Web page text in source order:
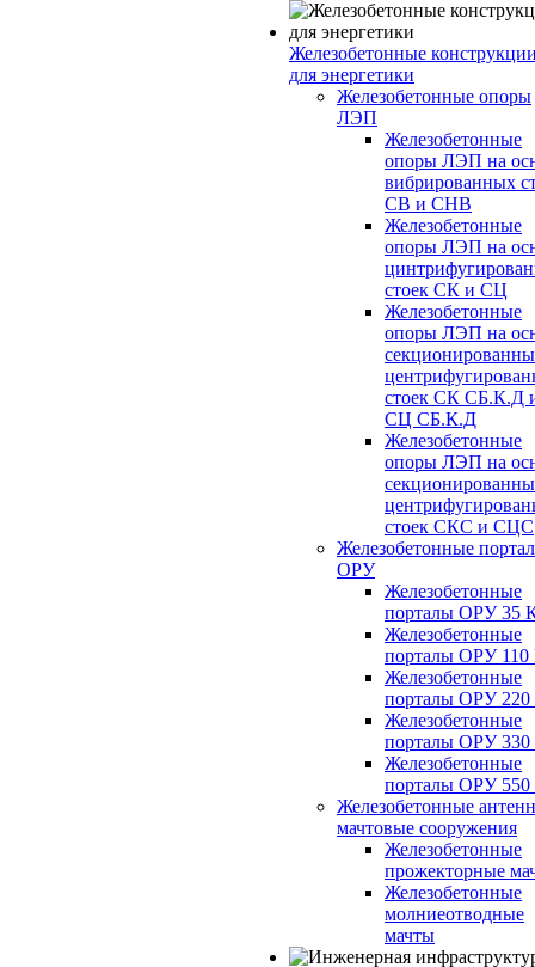
Железобетонные
для энергетики
Железобетонные опоры
ЛЭП
Железобетонные
опоры ЛЭП на
вибрированных
СВ и СНВ
Железобетонные
опоры ЛЭП на
стоек СК и СЦ
Железобетонные
опоры ЛЭП на
стоек СК СБ.К.Д
СЦ СБ.К.Д
Железобетонные
опоры ЛЭП на
стоек СКС и СЦС
Железобетонные
ОРУ
Железобетонные
порталы ОРУ 35
Железобетонные
порталы ОРУ
Железобетонные
порталы ОРУ
Железобетонные
порталы ОРУ
Железобетонные
порталы ОРУ
Железобетонные
мачтовые сооружения
Железобетонные
прожекторные
Железобетонные
молниеотводные
мачты